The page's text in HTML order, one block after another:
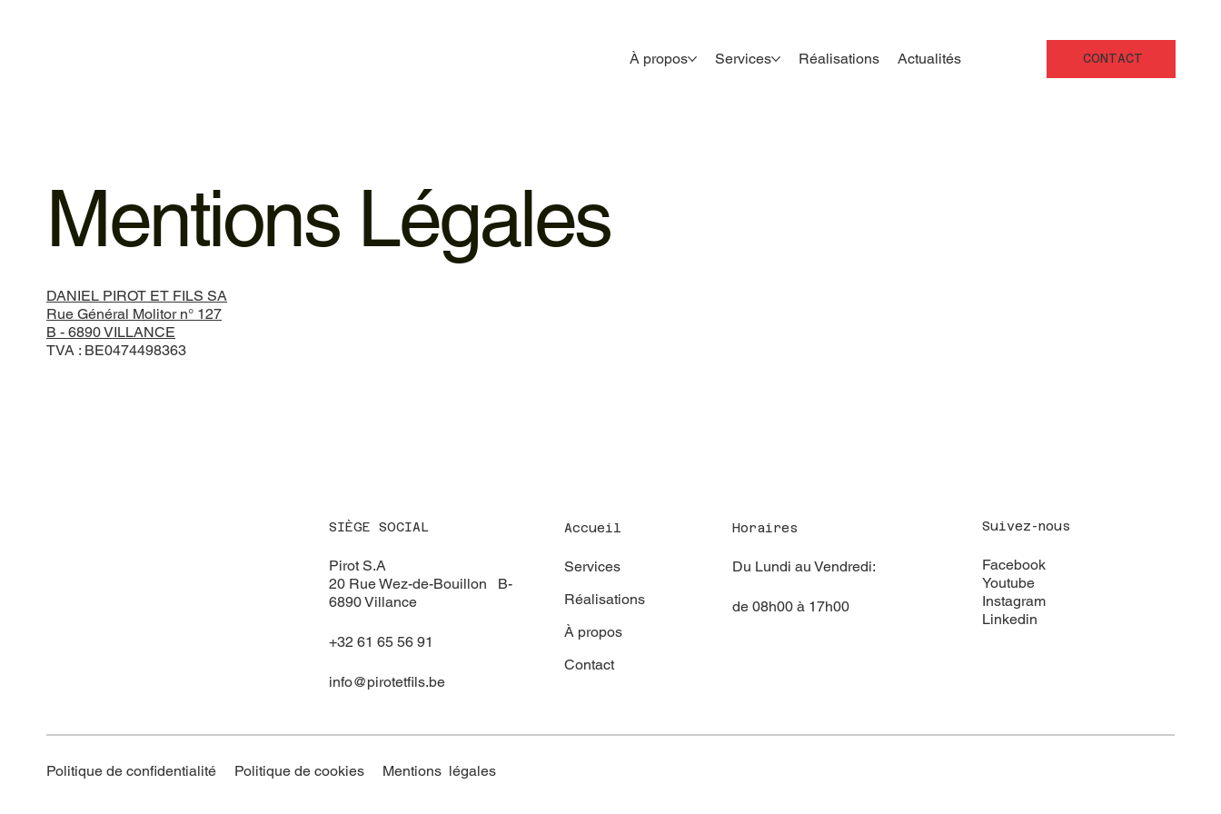
CONTACT
À propos Services Réalisations Actualités
Mentions Légales
DANIEL PIROT ET FILS SA
Rue Général Molitor n° 127
B - 6890 VILLANCE
TVA : BE0474498363
SIÈGE SOCIAL
Pirot S.A
20 Rue Wez-de-Bouillon B-
6890 Villance
+32 61 65 56 91
info@pirotetfils.be
Accueil
Services
Réalisations
À propos
Contact
Horaires
Du Lundi au Vendredi:
de 08h00 à 17h00
Suivez-nous
Facebook
Youtube
Instagram
Linkedin
Politique de confidentialité Politique de cookies Mentions légales